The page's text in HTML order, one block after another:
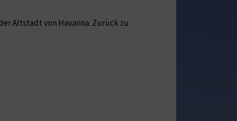
Altstadt von Havanna. Zurück zu